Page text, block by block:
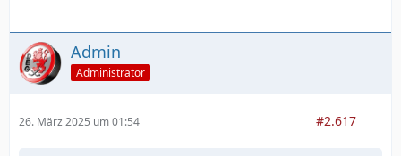
Admin
Administrator
26. März 2025 um 01:54 #2.617